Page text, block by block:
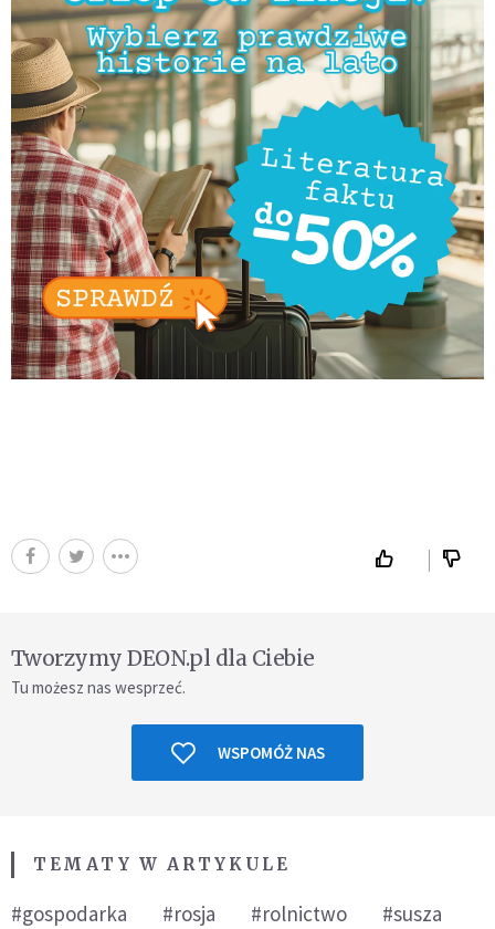
Tworzymy DEON.pl dla Ciebie
Tu możesz nas wesprzeć.
WSPOMÓŻ NAS
TEMATY W ARTYKULE
#gospodarka #rosja #rolnictwo #susza